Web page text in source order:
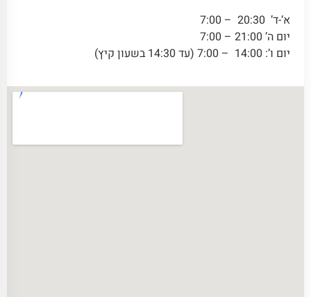
א‘-ד’ 20:30 – 7:00
יום ה’ 21:00 – 7:00
יום ו’: 14:00 – 7:00 (עד 14:30 בשעון קיץ)